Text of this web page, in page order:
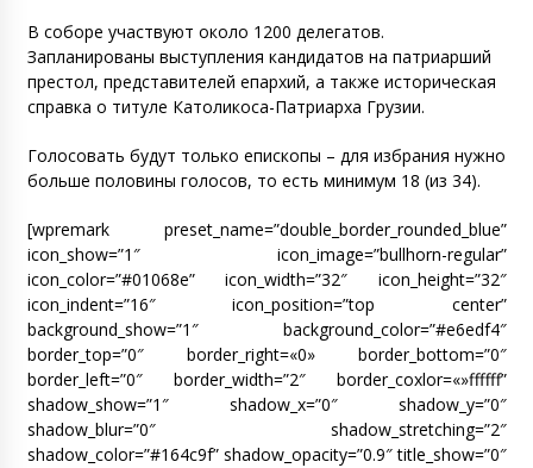
В соборе участвуют около 1200 делегатов.
Запланированы выступления кандидатов на патриарший
престол, представителей епархий, а также историческая
справка о титуле Католикоса-Патриарха Грузии.
Голосовать будут только епископы – для избрания нужно
больше половины голосов, то есть минимум 18 (из 34).
[wpremark preset_name=”double_border_rounded_blue”
icon_show=”1″ icon_image=”bullhorn-regular”
icon_color=”#01068e” icon_width=”32″ icon_height=”32″
icon_indent=”16″ icon_position=”top center”
background_show=”1″ background_color=”#e6edf4″
border_top=”0″ border_right=«0» border_bottom=”0″
border_left=”0″ border_width=”2″ border_coxlor=«»ffffff”
shadow_show=”1″ shadow_x=”0″ shadow_y=”0″
shadow_blur=”0″ shadow_stretching=”2″
shadow_color=”#164c9f” shadow_opacity=”0.9″ title_show=”0″